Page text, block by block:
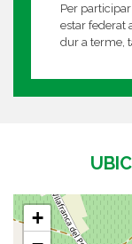
Per
estar federat
dur a terme,
+